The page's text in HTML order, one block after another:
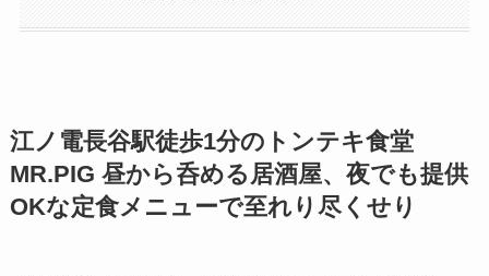
江ノ電長谷駅徒歩1分のトンテキ食堂
MR.PIG 昼から呑める居酒屋、夜でも提供
OKな定食メニューで至れり尽くせり